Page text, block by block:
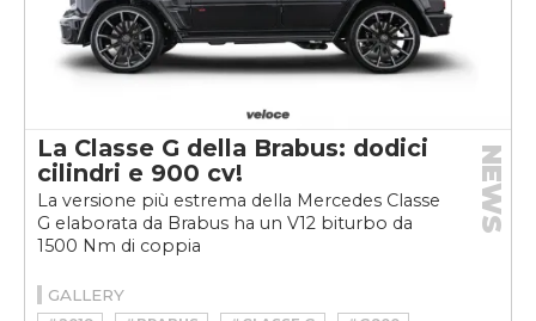
La Classe G della Brabus: dodici
cilindri e 900 cv!
La versione più estrema della Mercedes Classe
G elaborata da Brabus ha un V12 biturbo da
1500 Nm di coppia
NEWS
GALLERY